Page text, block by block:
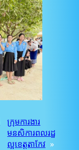
ក្រុមការងារ
មនសិការពលរដ្ឋ
ល្អខេត្តតាកែវ »